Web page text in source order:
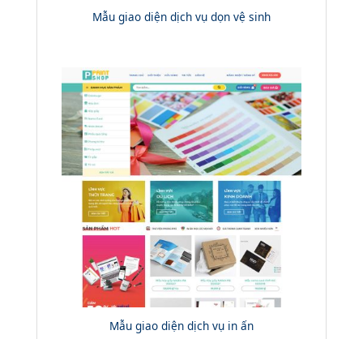
Mẫu giao diện dịch vụ dọn vệ sinh
Mẫu giao diện dịch vụ in ấn